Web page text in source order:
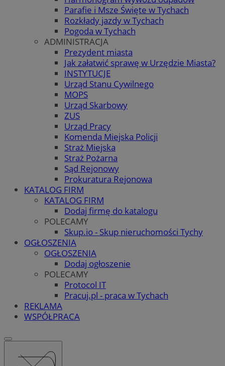
Parafie i Msze Święte w Tychach
Rozkłady jazdy w Tychach
Pogoda w Tychach
ADMINISTRACJA
Prezydent miasta
Jak załatwić sprawę w Urzędzie Miasta?
INSTYTUCJE
Urząd Stanu Cywilnego
MOPS
Urząd Skarbowy
ZUS
Urząd Pracy
Komenda Miejska Policji
Straż Miejska
Straż Pożarna
Sąd Rejonowy
Prokuratura Rejonowa
KATALOG FIRM
KATALOG FIRM
Dodaj firmę do katalogu
POLECAMY
Skup.io - Skup nieruchomości Tychy
OGŁOSZENIA
OGŁOSZENIA
Dodaj ogłoszenie
POLECAMY
Protocol IT
Pracuj.pl - praca w Tychach
REKLAMA
WSPÓŁPRACA